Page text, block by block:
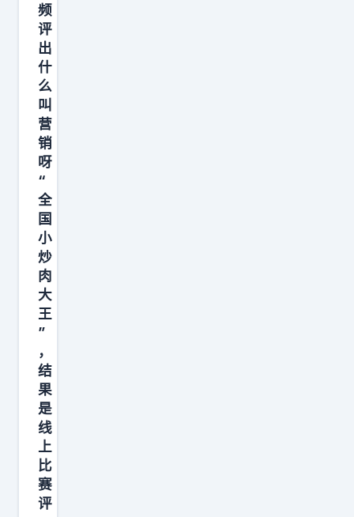
i
t
e
揽
景
套
件
极
9
系
8
系
都
是
频
评
出
什
么
叫
营
销
呀
“
全
国
小
炒
肉
大
王
”
，
结
果
是
线
上
比
赛
评